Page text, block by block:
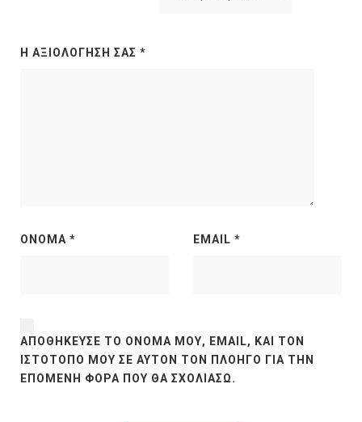
Η ΑΞΙΟΛΌΓΗΣΉ ΣΑΣ *
ΌΝΟΜΑ * EMAIL *
ΑΠΟΘΉΚΕΥΣΕ ΤΟ ΌΝΟΜΆ ΜΟΥ, EMAIL, ΚΑΙ ΤΟΝ
ΙΣΤΌΤΟΠΟ ΜΟΥ ΣΕ ΑΥΤΌΝ ΤΟΝ ΠΛΟΗΓΌ ΓΙΑ ΤΗΝ
ΕΠΌΜΕΝΗ ΦΟΡΆ ΠΟΥ ΘΑ ΣΧΟΛΙΆΣΩ.